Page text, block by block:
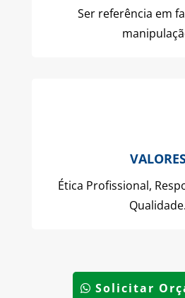
Ser referência em
Ética Profissional,
Qualidade.
Solicitar